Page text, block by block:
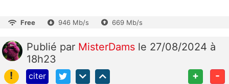
Free 946 Mb/s 669 Mb/s
Publié par MisterDams le 27/08/2024 à
18h23
!
citer + -